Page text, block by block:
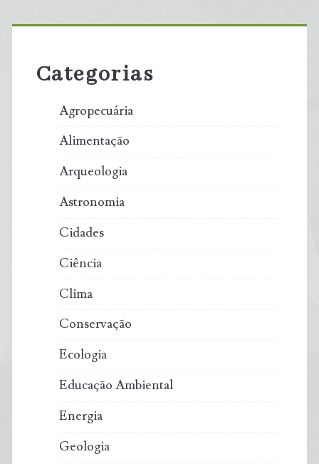
Primary
Sidebar
Categorias
Agropecuária
Alimentação
Arqueologia
Astronomia
Cidades
Ciência
Clima
Conservação
Ecologia
Educação Ambiental
Energia
Geologia